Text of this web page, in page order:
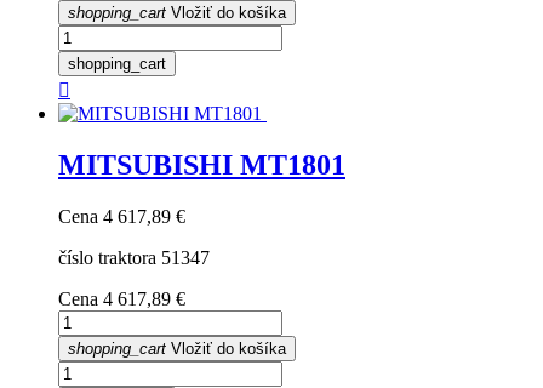
shopping_cart Vložiť do košíka
shopping_cart

MITSUBISHI MT1801
Cena 4 617,89 €
číslo traktora 51347
Cena 4 617,89 €
shopping_cart Vložiť do košíka